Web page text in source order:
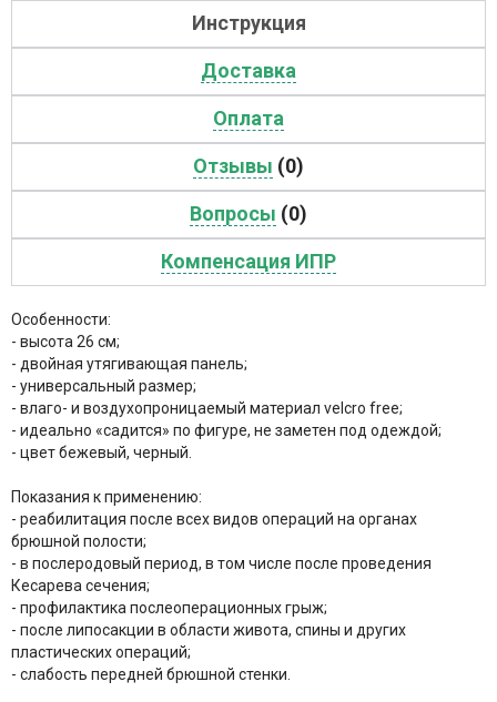
Инструкция
Доставка
Оплата
Отзывы (0)
Вопросы (0)
Компенсация ИПР
Особенности:
- высота 26 см;
- двойная утягивающая панель;
- универсальный размер;
- влаго- и воздухопроницаемый материал velсro free;
- идеально «садится» по фигуре, не заметен под одеждой;
- цвет бежевый, черный.
Показания к применению:
- реабилитация после всех видов операций на органах
брюшной полости;
- в послеродовый период, в том числе после проведения
Кесарева сечения;
- профилактика послеоперационных грыж;
- после липосакции в области живота, спины и других
пластических операций;
- слабость передней брюшной стенки.